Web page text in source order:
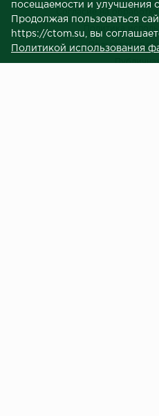
Согласие на
посещаемости и улучшения
Продолжая пользоваться
https://ctom.su, вы
Политикой использования